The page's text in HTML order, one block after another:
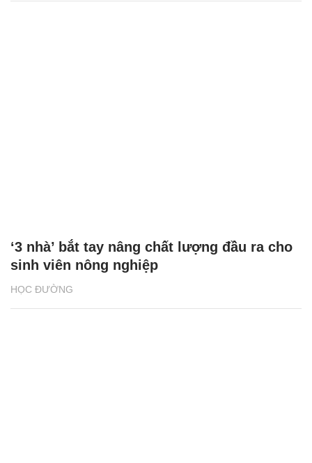
HỌC ĐƯỜNG
‘3 nhà’ bắt tay nâng chất lượng đầu ra cho
sinh viên nông nghiệp